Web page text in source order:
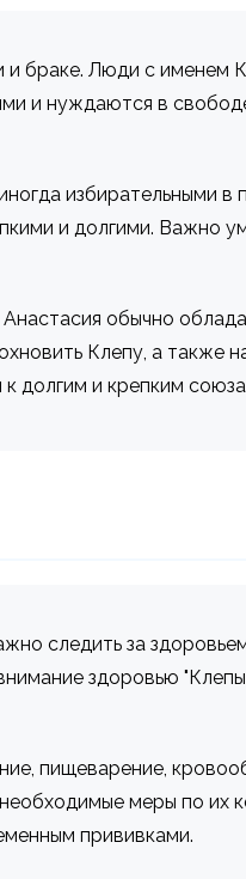
и браке. Люди с именем
и нуждаются в
избирательными в
и долгими. Важно
обычно
Клепу, а также
долгим и крепким
следить за
здоровью
пищеварение,
меры по их
прививками.